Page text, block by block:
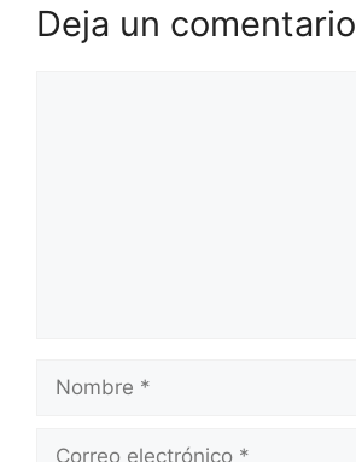
Deja un comentario